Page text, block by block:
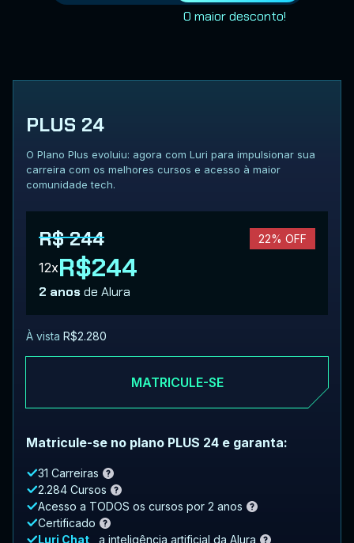
O maior desconto!
PLUS 24
O Plano Plus evoluiu: agora com Luri para impulsionar sua
carreira com os melhores cursos e acesso à maior
comunidade tech.
R$ 244 22% OFF
12xR$244
2 anosde Alura
À vista R$2.280
MATRICULE-SE
Matricule-se no plano PLUS 24 e garanta:
31 Carreiras
2.284 Cursos
Acesso a TODOS os cursos por 2 anos
Certificado
Luri Chat
, a inteligência artificial da Alura